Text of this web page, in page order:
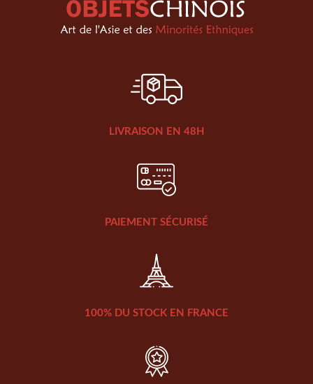
LIVRAISON EN 48H
PAIEMENT SÉCURISÉ
100% DU STOCK EN FRANCE